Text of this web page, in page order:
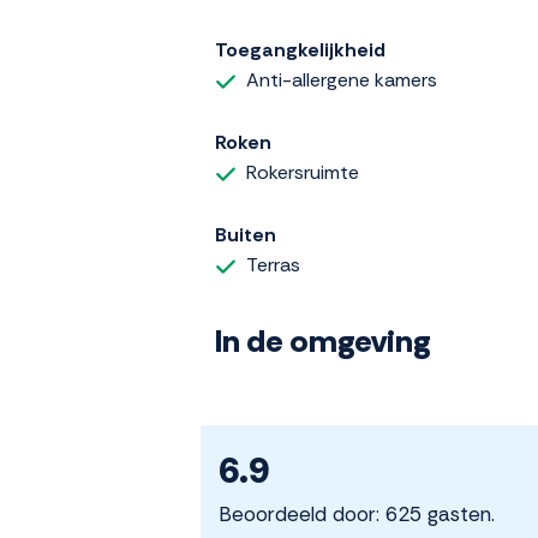
Toegangkelijkheid
Anti-allergene kamers
Roken
Rokersruimte
Buiten
Terras
In de omgeving
6.9
Beoordeeld door: 625 gasten.